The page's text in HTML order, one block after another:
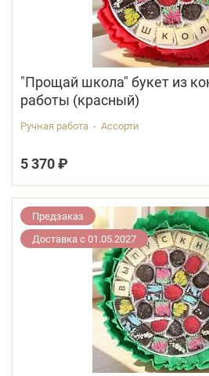
"Прощай школа" букет из
работы (красный)
Ручная работа - Ассорти
5 370 ₽
Предзаказ
Доставка с 01.05.2027